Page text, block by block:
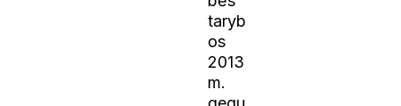
taryb
os
2013
m.